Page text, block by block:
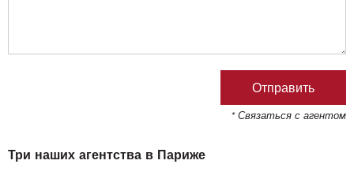
* Связаться с агентом
Три наших агентства в Париже